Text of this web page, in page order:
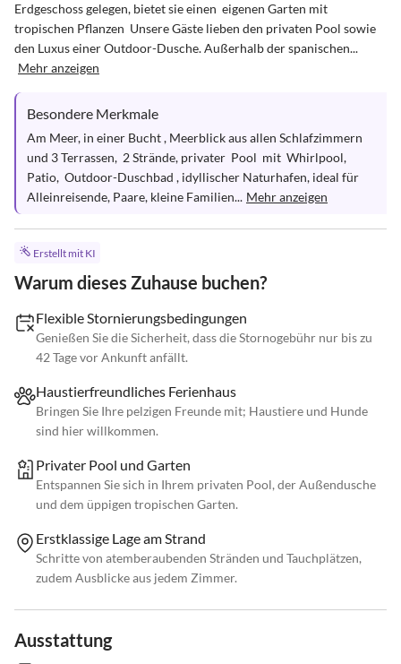
Erdgeschoss gelegen, bietet sie einen  eigenen Garten mit
tropischen Pflanzen  Unsere Gäste lieben den privaten Pool sowie
den Luxus einer Outdoor-Dusche. Außerhalb der spanischen...
Mehr anzeigen
Besondere Merkmale
Am Meer, in einer Bucht , Meerblick aus allen Schlafzimmern
und 3 Terrassen,  2 Strände, privater  Pool  mit  Whirlpool,
Patio,  Outdoor-Duschbad , idyllischer Naturhafen, ideal für
Alleinreisende, Paare, kleine Familien... Mehr anzeigen
Erstellt mit KI
Warum dieses Zuhause buchen?
Flexible Stornierungsbedingungen
Genießen Sie die Sicherheit, dass die Stornogebühr nur bis zu
42 Tage vor Ankunft anfällt.
Haustierfreundliches Ferienhaus
Bringen Sie Ihre pelzigen Freunde mit; Haustiere und Hunde
sind hier willkommen.
Privater Pool und Garten
Entspannen Sie sich in Ihrem privaten Pool, der Außendusche
und dem üppigen tropischen Garten.
Erstklassige Lage am Strand
Schritte von atemberaubenden Stränden und Tauchplätzen,
zudem Ausblicke aus jedem Zimmer.
Ausstattung